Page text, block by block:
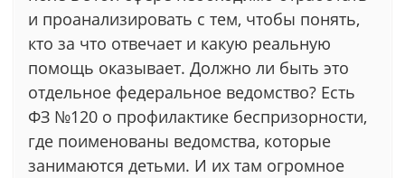
и проанализировать с тем, чтобы понять,
кто за что отвечает и какую реальную
помощь оказывает. Должно ли быть это
отдельное федеральное ведомство? Есть
ФЗ №120 о профилактике беспризорности,
где поименованы ведомства, которые
занимаются детьми. И их там огромное